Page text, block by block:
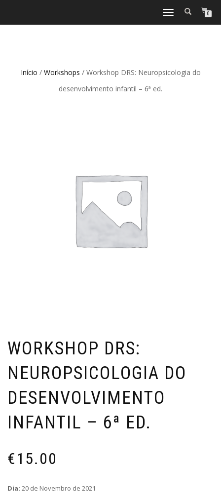
TOGGLE
0
Início / Workshops / Workshop DRS: Neuropsicologia do
desenvolvimento infantil – 6ª ed.
WORKSHOP DRS:
NEUROPSICOLOGIA DO
DESENVOLVIMENTO
INFANTIL – 6ª ED.
€15.00
Dia: 20 de Novembro de 2021